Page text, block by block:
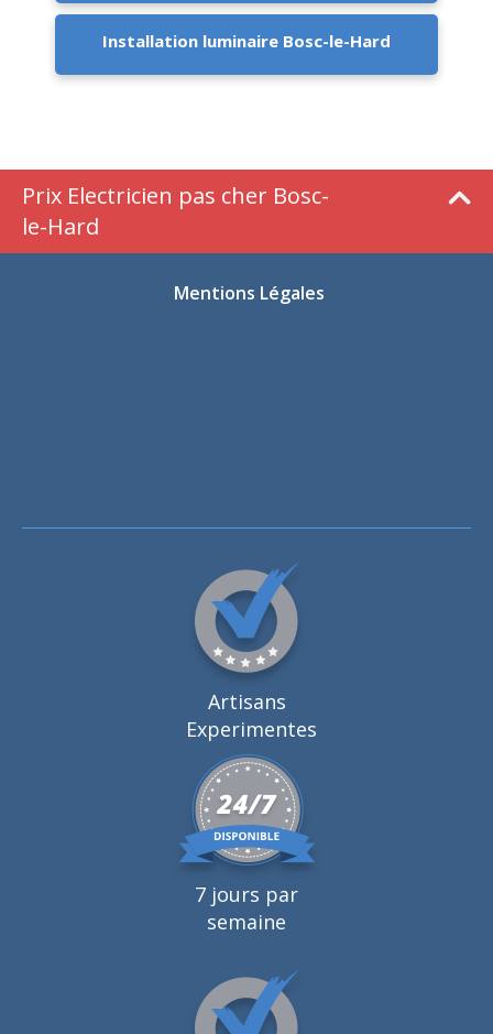
Installation luminaire Bosc-le-Hard
Prix Electricien pas cher Bosc-
le-Hard
Mentions Légales
Artisans
Experimentes
7 jours par
semaine